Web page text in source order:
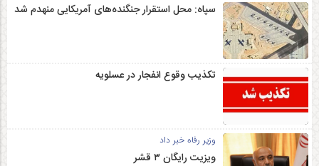
سپاه: محل استقرار جنگنده‌های آمریکایی منهدم شد
تکذیب وقوع انفجار در عسلویه
وزیر رفاه خبر داد
ویزیت رایگان ۳ قشر